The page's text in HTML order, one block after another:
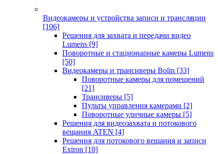
Видеокамеры и устройства записи и трансляции
[106]
Решения для захвата и передачи видео
Lumens [9]
Поворотные и стационарные камеры Lumens
[50]
Видеокамеры и трансиверы Bolin [33]
Поворотные камеры для помещений
[21]
Трансиверы [5]
Пульты управления камерами [2]
Поворотные уличные камеры [5]
Решения для видеозахвата и потокового
вещания ATEN [4]
Решения для потокового вещания и записи
Extron [10]